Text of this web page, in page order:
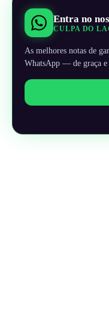
Entra no
CULPA DO
As melhores notas de
WhatsApp — de graça e